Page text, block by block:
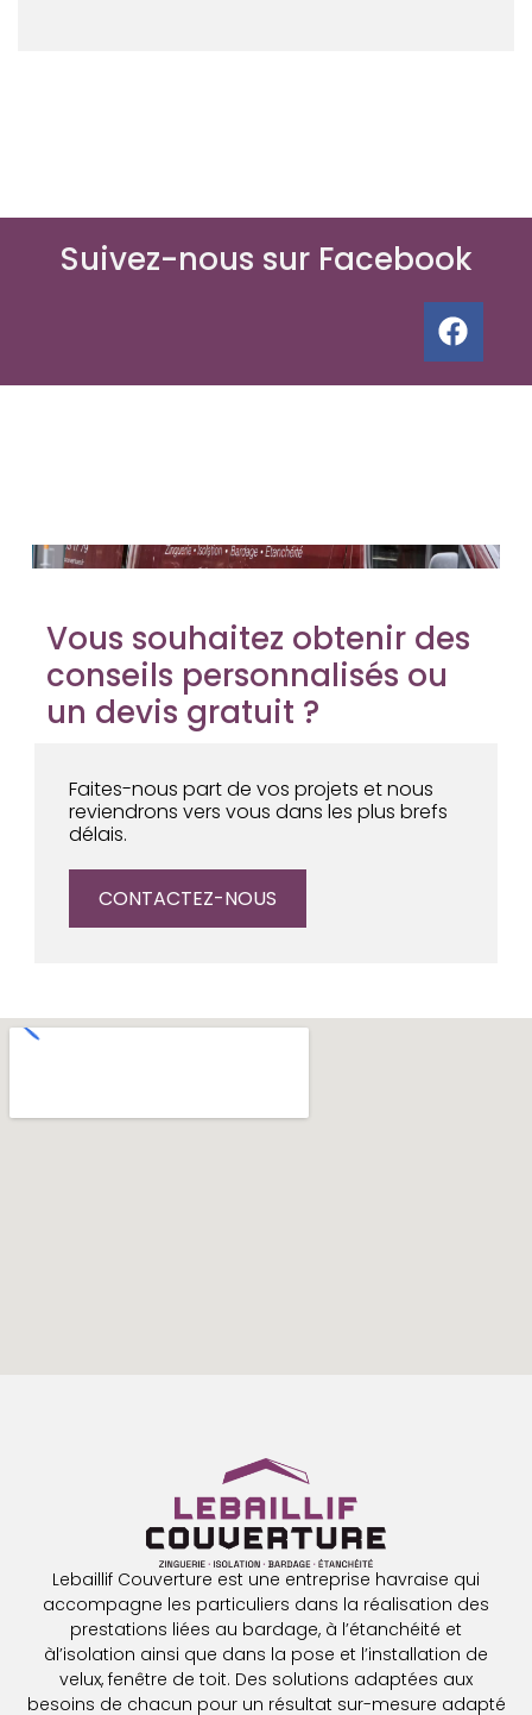
Suivez-nous sur Facebook
Vous souhaitez obtenir des
conseils personnalisés ou
un devis gratuit ?
Faites-nous part de vos projets et nous
reviendrons vers vous dans les plus brefs
délais.
CONTACTEZ-NOUS
Lebaillif Couverture est une entreprise havraise qui
accompagne les particuliers dans la réalisation des
prestations liées au bardage, à l’étanchéité et
àl’isolation ainsi que dans la pose et l’installation de
velux, fenêtre de toit. Des solutions adaptées aux
besoins de chacun pour un résultat sur-mesure adapté